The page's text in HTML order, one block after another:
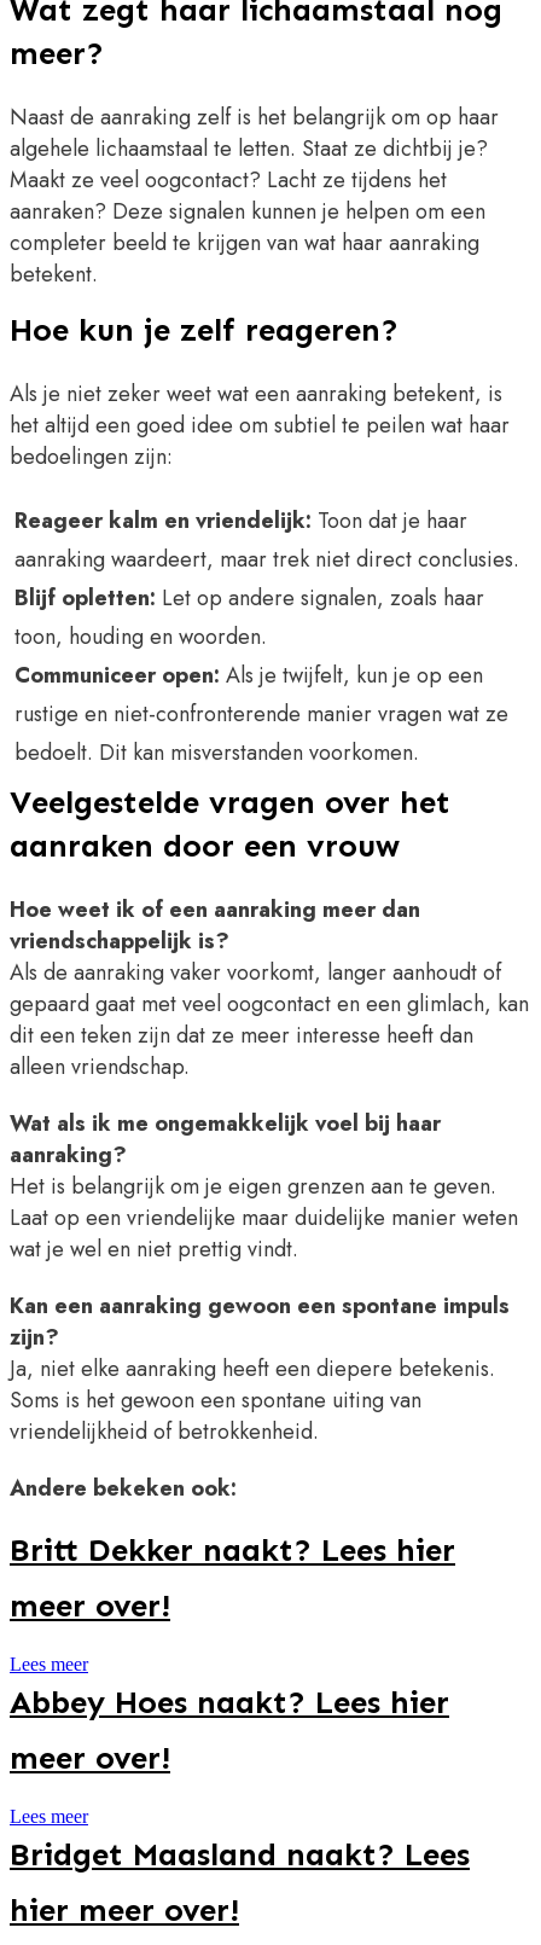
Wat zegt haar lichaamstaal nog
meer?
Naast de aanraking zelf is het belangrijk om op haar
algehele lichaamstaal te letten. Staat ze dichtbij je?
Maakt ze veel oogcontact? Lacht ze tijdens het
aanraken? Deze signalen kunnen je helpen om een
completer beeld te krijgen van wat haar aanraking
betekent.
Hoe kun je zelf reageren?
Als je niet zeker weet wat een aanraking betekent, is
het altijd een goed idee om subtiel te peilen wat haar
bedoelingen zijn:
Reageer kalm en vriendelijk: Toon dat je haar
aanraking waardeert, maar trek niet direct conclusies.
Blijf opletten: Let op andere signalen, zoals haar
toon, houding en woorden.
Communiceer open: Als je twijfelt, kun je op een
rustige en niet-confronterende manier vragen wat ze
bedoelt. Dit kan misverstanden voorkomen.
Veelgestelde vragen over het
aanraken door een vrouw
Hoe weet ik of een aanraking meer dan
vriendschappelijk is?
Als de aanraking vaker voorkomt, langer aanhoudt of
gepaard gaat met veel oogcontact en een glimlach, kan
dit een teken zijn dat ze meer interesse heeft dan
alleen vriendschap.
Wat als ik me ongemakkelijk voel bij haar
aanraking?
Het is belangrijk om je eigen grenzen aan te geven.
Laat op een vriendelijke maar duidelijke manier weten
wat je wel en niet prettig vindt.
Kan een aanraking gewoon een spontane impuls
zijn?
Ja, niet elke aanraking heeft een diepere betekenis.
Soms is het gewoon een spontane uiting van
vriendelijkheid of betrokkenheid.
Andere bekeken ook:
Britt Dekker naakt? Lees hier
meer over!
Lees meer
Abbey Hoes naakt? Lees hier
meer over!
Lees meer
Bridget Maasland naakt? Lees
hier meer over!